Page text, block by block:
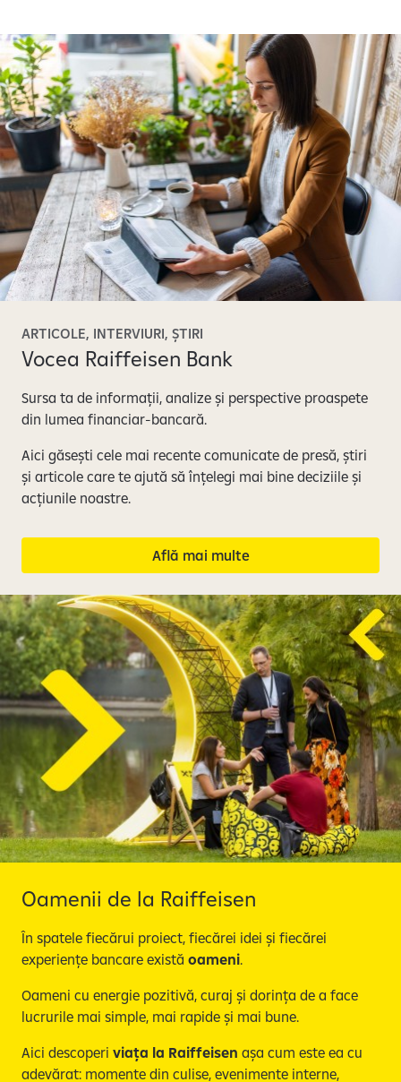
ARTICOLE, INTERVIURI, ȘTIRI
Vocea Raiffeisen Bank
Sursa ta de informații, analize și perspective proaspete
din lumea financiar-bancară.
Aici găsești cele mai recente comunicate de presă, știri
și articole care te ajută să înțelegi mai bine deciziile și
acțiunile noastre.
Află mai multe
Oamenii de la Raiffeisen
În spatele fiecărui proiect, fiecărei idei și fiecărei
experiențe bancare există oameni.
Oameni cu energie pozitivă, curaj și dorința de a face
lucrurile mai simple, mai rapide și mai bune.
Aici descoperi viața la Raiffeisen așa cum este ea cu
adevărat: momente din culise, evenimente interne,